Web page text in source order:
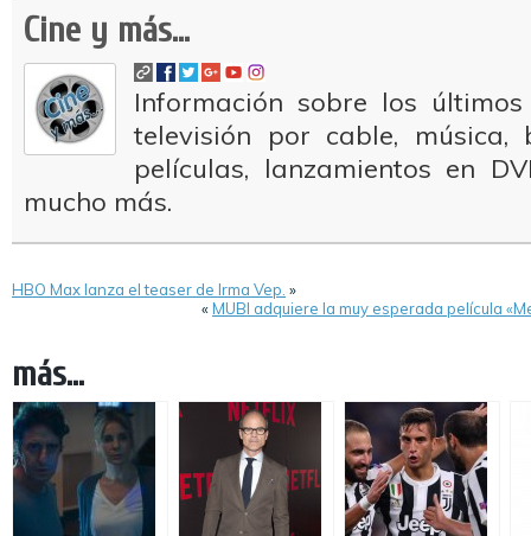
Cine y más...
Información sobre los
televisión por cable, música,
películas, lanzamientos en
mucho más.
HBO Max lanza el teaser de Irma Vep. »
«MUBI adquiere la muy esperada película
más...